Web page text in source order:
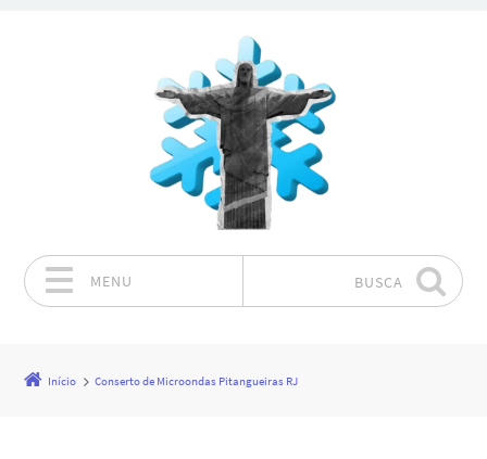
MENU BUSCA
Início Conserto de Microondas Pitangueiras RJ